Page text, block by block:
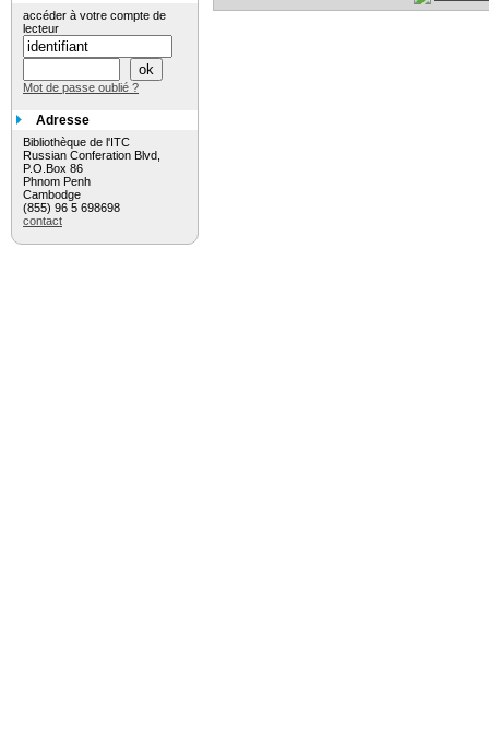
accéder à votre compte de
lecteur
Mot de passe oublié ?
Adresse
Bibliothèque de l'ITC
Russian Conferation Blvd,
P.O.Box 86
Phnom Penh
Cambodge
(855) 96 5 698698
contact